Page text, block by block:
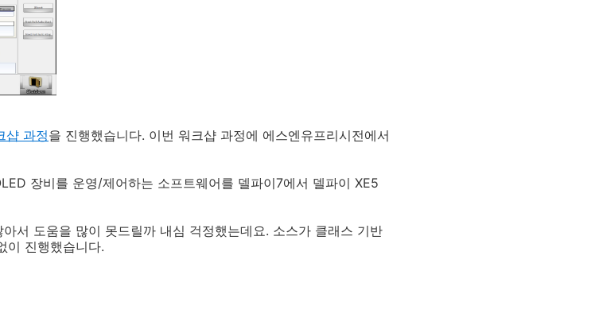
샵 과정을 진행했습니다. 이번 워크샵 과정에 에스엔유프리시전에서
장비를 운영/제어하는 소프트웨어를 델파이7에서 델파이 XE5
서 도움을 많이 못드릴까 내심 걱정했는데요. 소스가 클래스 기반
이 진행했습니다.